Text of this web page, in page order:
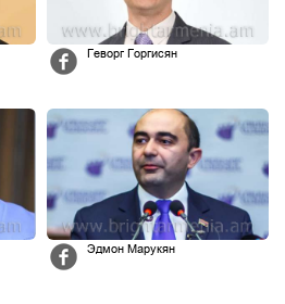
Геворг Горгисян
Эдмон Марукян